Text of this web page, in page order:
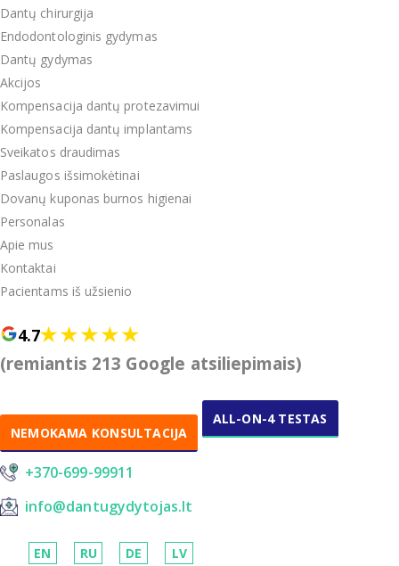
Dantų chirurgija
Endodontologinis gydymas
Dantų gydymas
Akcijos
Kompensacija dantų protezavimui
Kompensacija dantų implantams
Sveikatos draudimas
Paslaugos išsimokėtinai
Dovanų kuponas burnos higienai
Personalas
Apie mus
Kontaktai
Pacientams iš užsienio
4.7
(remiantis 213 Google atsiliepimais)
NEMOKAMA KONSULTACIJA
ALL-ON-4 TESTAS
+370-699-99911
info@dantugydytojas.lt
EN RU DE LV